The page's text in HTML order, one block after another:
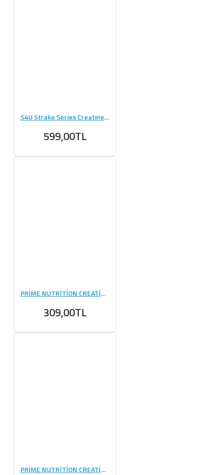
S4U Strake Series Creatine + Glutamine 300g Aromasız
599,00TL
PRİME NUTRİTİON CREATİNE 125 GR
309,00TL
PRİME NUTRİTİON CREATİNE 144 GR (6 GR) - 24 ADET